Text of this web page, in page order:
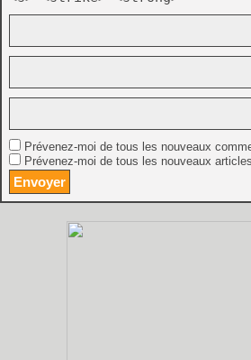
Prévenez-moi de tous les nouveaux
Prévenez-moi de tous les nouveaux